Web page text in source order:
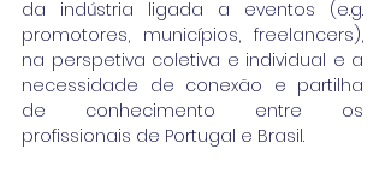
da indústria ligada a eventos (e.g.
promotores, municípios, freelancers),
na perspetiva coletiva e individual e a
necessidade de conexão e partilha
de conhecimento entre os
profissionais de Portugal e Brasil.